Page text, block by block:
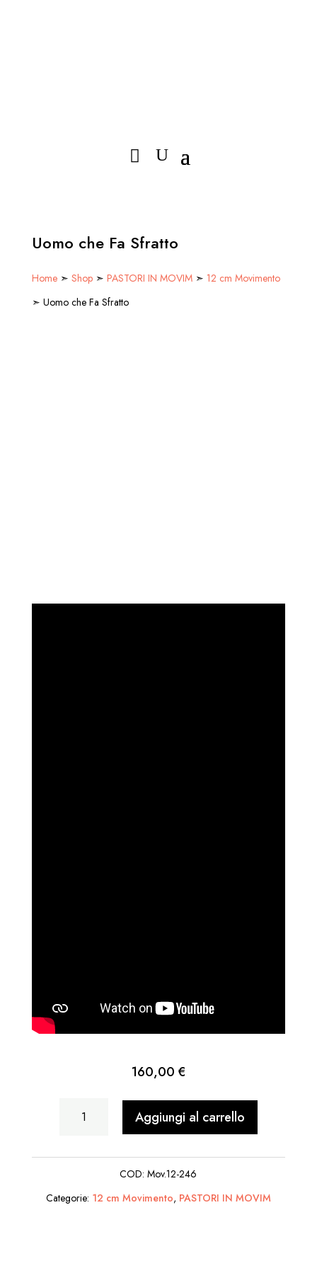
Uomo che Fa Sfratto
Home➣ Shop➣ PASTORI IN MOVIM➣ 12 cm Movimento
➣ Uomo che Fa Sfratto
160,00 €
Uomo
Fa
quantità
Aggiungi al carrello
COD:Mov.12-246
Categorie: 12 cm Movimento, PASTORI IN MOVIM